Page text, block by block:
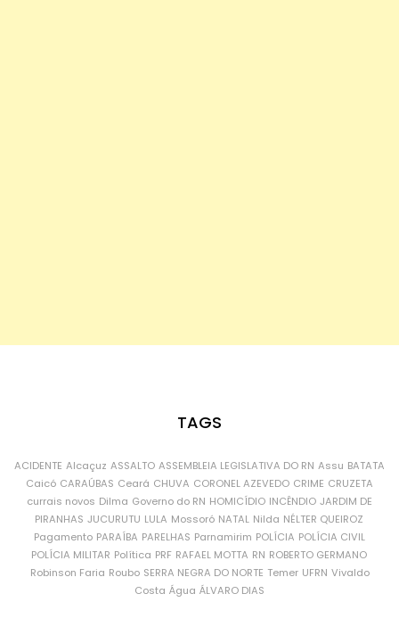
TAGS
ACIDENTE Alcaçuz ASSALTO ASSEMBLEIA LEGISLATIVA DO RN Assu BATATA
Caicó CARAÚBAS Ceará CHUVA CORONEL AZEVEDO CRIME CRUZETA
currais novos Dilma Governo do RN HOMICÍDIO INCÊNDIO JARDIM DE
PIRANHAS JUCURUTU LULA Mossoró NATAL Nilda NÉLTER QUEIROZ
Pagamento PARAÍBA PARELHAS Parnamirim POLÍCIA POLÍCIA CIVIL
POLÍCIA MILITAR Política PRF RAFAEL MOTTA RN ROBERTO GERMANO
Robinson Faria Roubo SERRA NEGRA DO NORTE Temer UFRN Vivaldo
Costa Água ÁLVARO DIAS